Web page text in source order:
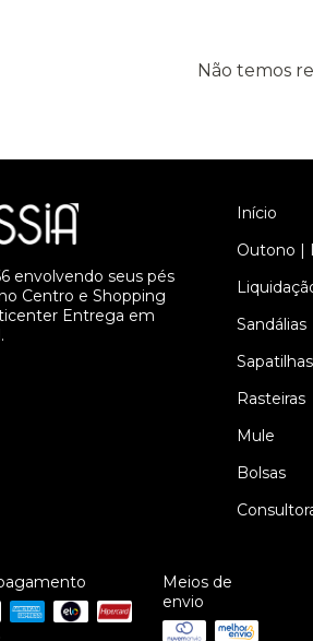
Não temos
envolvendo seus pés
Centro e Shopping
Entrega em
Início
Outono |
Sandálias
Sapatilhas
Rasteiras
Mule
Bolsas
Meios de
envio